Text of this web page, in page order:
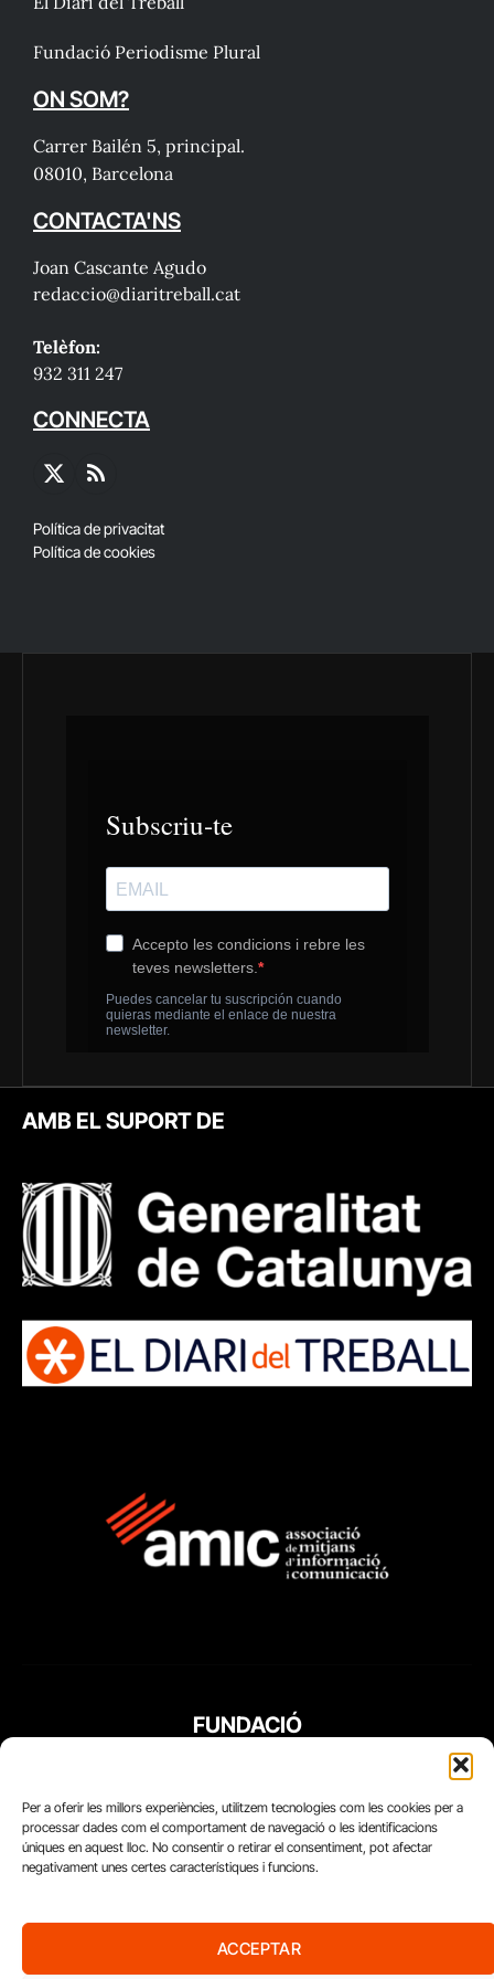
Per a oferir les millors experiències, utilitzem tecnologies com les cookies per a
processar dades com el comportament de navegació o les identificacions
úniques en aquest lloc. No consentir o retirar el consentiment, pot afectar
negativament unes certes característiques i funcions.
ACCEPTAR
Fundació Periodisme Plural
ON SOM?
Carrer Bailén 5, principal.
08010, Barcelona
CONTACTA'NS
Joan Cascante Agudo
redaccio@diaritreball.cat
Telèfon:
932 311 247
CONNECTA
X
RSS
Política de privacitat
Política de cookies
AMB EL SUPORT DE
FUNDACIÓ